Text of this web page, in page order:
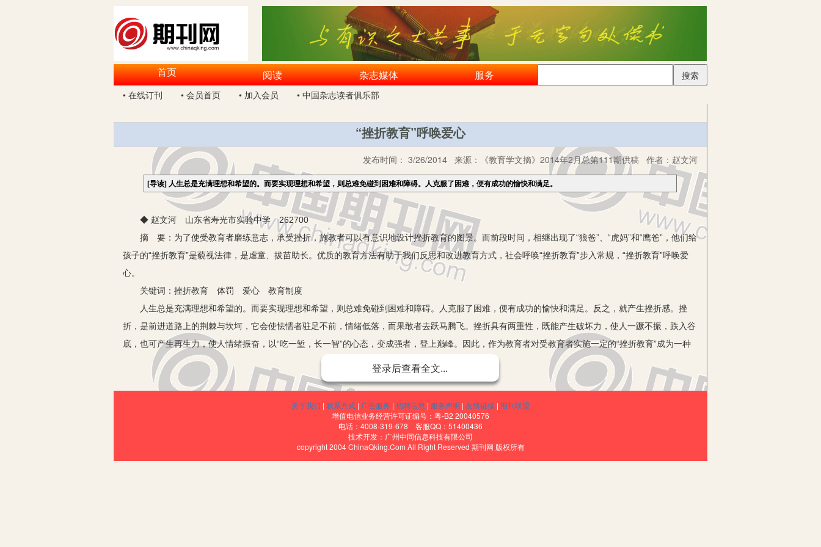
首页 阅读 杂志媒体 服务
搜索
• 在线订刊
• 会员首页 • 加入会员 • 中国杂志读者俱乐部
“挫折教育”呼唤爱心
发布时间： 3/26/2014 来源： 《教育学文摘》2014年2月总第111期供稿 作者： 赵文河
[导读] 人生总是充满理想和希望的。而要实现理想和希望，则总难免碰到困难和障碍。人克服了困难，便有成功的愉快和满足。
◆ 赵文河 山东省寿光市实验中学 262700
摘 要：为了使受教育者磨练意志，承受挫折，施教者可以有意识地设计挫折教育的图景。而前段时间，相继出现了“狼爸”、“虎妈”和“鹰爸”，他们给
孩子的“挫折教育”是藐视法律，是虐童、拔苗助长。优质的教育方法有助于我们反思和改进教育方式，社会呼唤“挫折教育”步入常规，“挫折教育”呼唤爱
心。
关键词：挫折教育 体罚 爱心 教育制度
人生总是充满理想和希望的。而要实现理想和希望，则总难免碰到困难和障碍。人克服了困难，便有成功的愉快和满足。反之，就产生挫折感。挫
折，是前进道路上的荆棘与坎坷，它会使怯懦者驻足不前，情绪低落，而果敢者去跃马腾飞。挫折具有两重性，既能产生破坏力，使人一蹶不振，跌入谷
底，也可产生再生力，使人情绪振奋，以“吃一堑，长一智”的心态，变成强者，登上巅峰。因此，作为教育者对受教育者实施一定的“挫折教育”成为一种
为了使受教育者磨练意志，承受挫折，施教者可以有意识地设计挫折教育的图景。目的是让受教育者去感受、领悟和攀登，在这个过程中体会到施教
就像“水，不仅自己运动，还推动其他物体一起运动；水，经常的、不停地寻求自己的路；水，遇到障碍则气势更大……”教者有意识地设置“障碍”，
让受教育者在克服“障碍”中壮大自己，产生挫折中的能量，也正如水由因而果的自然宏大“气势”。网球运动员李娜说：“那些小磨难和小障碍，最后都被证
登录后查看全文...
关于我们 | 联系方式 | 广告服务 | 招聘信息 | 服务声明 | 友情链接 | 期刊联盟
增值电信业务经营许可证编号：粤-B2 20040576
电话：4008-319-678 客服QQ：51400436
技术开发：广州中同信息科技有限公司
copyright 2004 ChinaQking.Com All Right Reserved 期刊网 版权所有